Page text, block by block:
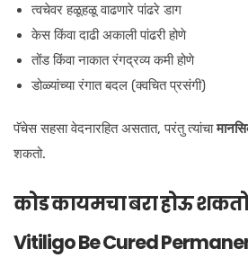
त्वचेवर हळूहळू वाढणारे पांढरे डाग
केस किंवा दाढी अकाली पांढरी होणे
तोंड किंवा नाकात रंगद्रव्य कमी होणे
डोळ्यांच्या रंगात बदल (क्वचित प्रसंगी)
पॅचेस सहसा वेदनारहित असतात, परंतु त्यांचा
शकतो.
कोड कायमचा बरा होऊ
Vitiligo Be Cured